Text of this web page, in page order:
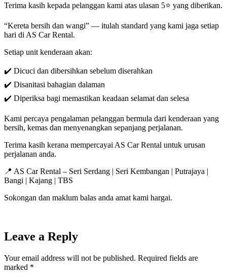
Terima kasih kepada pelanggan kami atas ulasan 5⭐ yang diberikan.
“Keretа bersih dan wangi” — itulah standard yang kami jaga setiap
hari di AS Car Rental.
Setiap unit kenderaan akan:
✔️ Dicuci dan dibersihkan sebelum diserahkan
✔️ Disanitasi bahagian dalaman
✔️ Diperiksa bagi memastikan keadaan selamat dan selesa
Kami percaya pengalaman pelanggan bermula dari kenderaan yang
bersih, kemas dan menyenangkan sepanjang perjalanan.
Terima kasih kerana mempercayai AS Car Rental untuk urusan
perjalanan anda.
📍 AS Car Rental – Seri Serdang | Seri Kembangan | Putrajaya |
Bangi | Kajang | TBS
Sokongan dan maklum balas anda amat kami hargai.
Leave a Reply
Your email address will not be published. Required fields are
marked *